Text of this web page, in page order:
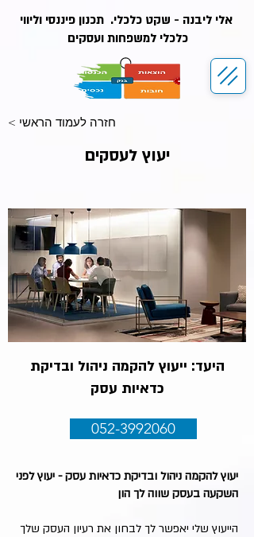
אלי ליבנה - שקט כלכלי. תכנון פיננסי וליווי
כלכלי למשפחות ועסקים
< חזרה לעמוד הראשי
יעוץ לעסקים
היעד: ייעוץ להקמה ניהול ובדיקת
כדאיות עסק
052-3992060
יעוץ להקמה ניהול ובדיקת כדאיות עסק - יעוץ לפני
השקעה בעסק שווה לך הון
הייעוץ שלי יאפשר לך לבחון את רעיון העסק שלך